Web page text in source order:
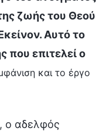
ζωής του Θεού
Αυτό το
που επιτελεί ο
και το έργο
ο αδελφός